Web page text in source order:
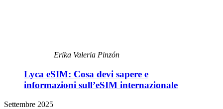
Erika Valeria Pinzón
Lyca eSIM: Cosa devi sapere e
informazioni sull’eSIM internazionale
Settembre 2025